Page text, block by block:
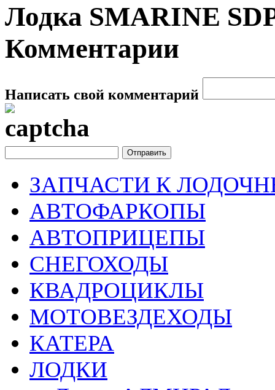
Лодка SMARINE
Комментарии
Написать свой комментарий
ЗАПЧАСТИ К
АВТОФАРКОПЫ
АВТОПРИЦЕПЫ
СНЕГОХОДЫ
КВАДРОЦИКЛЫ
МОТОВЕЗДЕХОДЫ
КАТЕРА
ЛОДКИ